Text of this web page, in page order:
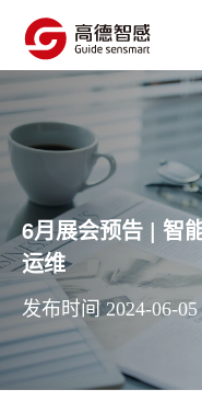
6月展会预告 | 智
运维
发布时间 2024-06-05